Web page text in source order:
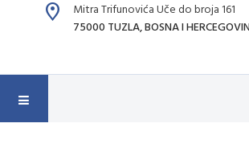
Mitra Trifunovića Uče do broja 161
75000 TUZLA, BOSNA I